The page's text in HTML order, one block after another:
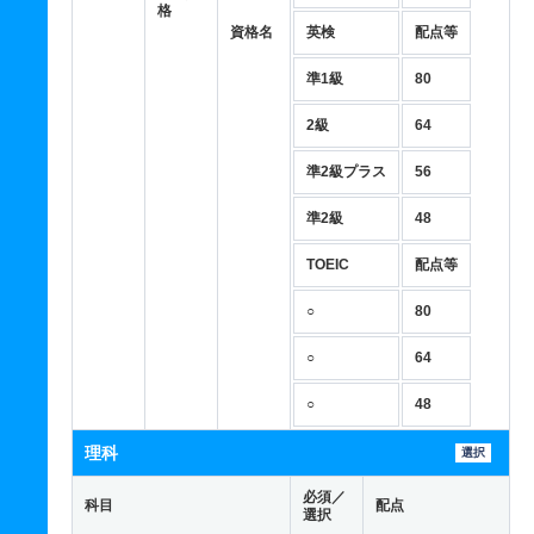
格
資格名
英検 配点等
準1級 80
2級 64
準2級プラス 56
準2級 48
TOEIC 配点等
○ 80
○ 64
○ 48
理科 選択
科目
必須／
選択
配点